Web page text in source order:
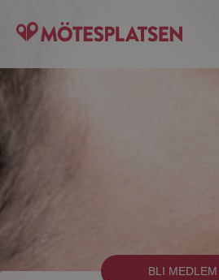
BLI MEDLEM